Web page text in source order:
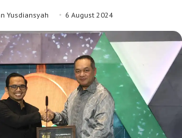
Yusdiansyah 6 August 2024